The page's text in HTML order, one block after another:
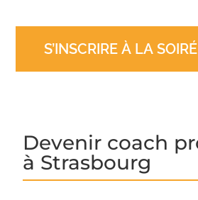
S’INSCRIRE À LA
Devenir coach
à Strasbourg